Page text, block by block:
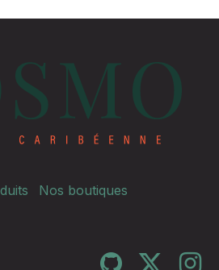
Nos boutiques